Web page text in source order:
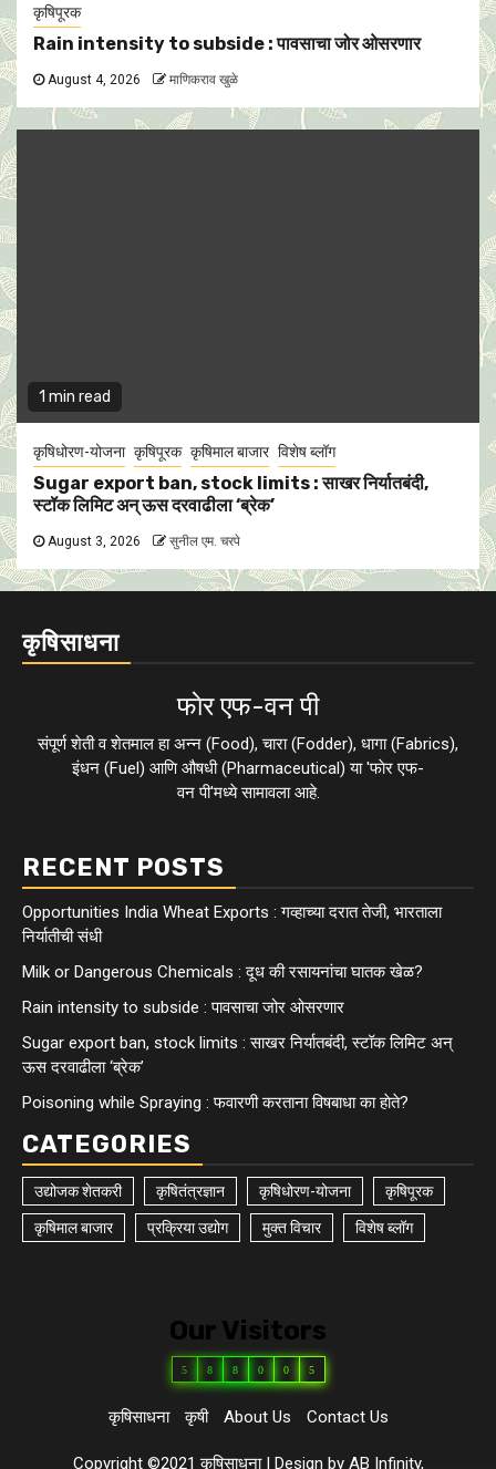
कृषिपूरक
Rain intensity to subside : पावसाचा जोर ओसरणार
August 4, 2026 माणिकराव खुळे
1 min read
कृषिधोरण-योजना कृषिपूरक कृषिमाल बाजार विशेष ब्लॉग
Sugar export ban, stock limits : साखर निर्यातबंदी,
स्टॉक लिमिट अन् ऊस दरवाढीला ‘ब्रेक’
August 3, 2026 सुनील एम. चरपे
कृषिसाधना
फाेर एफ-वन पी
संपूर्ण शेती व शेतमाल हा अन्न (Food), चारा (Fodder), धागा (Fabrics),
इंधन (Fuel) आणि औषधी (Pharmaceutical) या 'फाेर एफ-
वन पी'मध्ये सामावला आहे.
RECENT POSTS
Opportunities India Wheat Exports : गव्हाच्या दरात तेजी, भारताला
निर्यातीची संधी
Milk or Dangerous Chemicals : दूध की रसायनांचा घातक खेळ?
Rain intensity to subside : पावसाचा जोर ओसरणार
Sugar export ban, stock limits : साखर निर्यातबंदी, स्टॉक लिमिट अन्
ऊस दरवाढीला ‘ब्रेक’
Poisoning while Spraying : फवारणी करताना विषबाधा का हाेते?
CATEGORIES
उद्योजक शेतकरी कृषितंत्रज्ञान कृषिधोरण-योजना कृषिपूरक
कृषिमाल बाजार प्रक्रिया उद्योग मुक्त विचार विशेष ब्लॉग
Our Visitors
5 8 8 0 0 5
कृषिसाधना कृषी About Us Contact Us
Copyright ©2021 कृषिसाधना | Design by AB Infinity,